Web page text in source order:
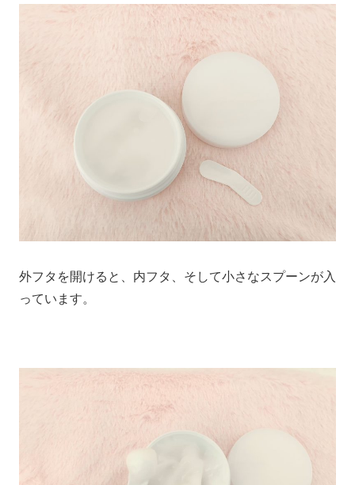
外フタを開けると、内フタ、そして小さなスプーンが入
っています。